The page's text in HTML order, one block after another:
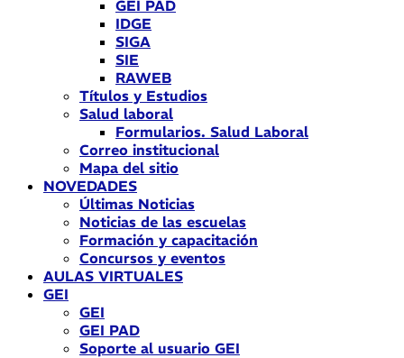
GEI PAD
IDGE
SIGA
SIE
RAWEB
Títulos y Estudios
Salud laboral
Formularios. Salud Laboral
Correo institucional
Mapa del sitio
NOVEDADES
Últimas Noticias
Noticias de las escuelas
Formación y capacitación
Concursos y eventos
AULAS VIRTUALES
GEI
GEI
GEI PAD
Soporte al usuario GEI